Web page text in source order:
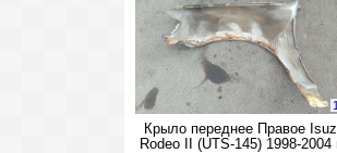
1
Крыло переднее Правое
Rodeo II (UTS-145) 1998-2004